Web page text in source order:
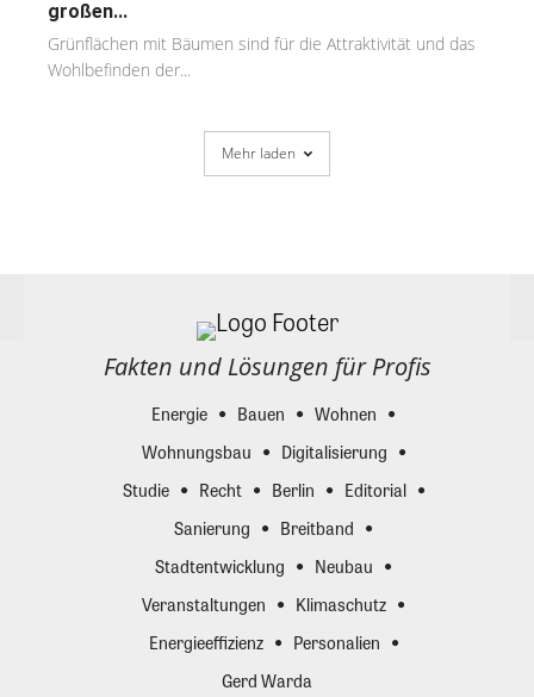
großen...
Grünflächen mit Bäumen sind für die Attraktivität und das
Wohlbefinden der...
Mehr laden
Fakten und Lösungen für Profis
Energie Bauen
Wohnen
Wohnungsbau
Digitalisierung
Studie
Recht Berlin
Editorial
Sanierung
Breitband
Stadtentwicklung
Neubau
Veranstaltungen
Klimaschutz
Energieeffizienz
Personalien
Gerd Warda